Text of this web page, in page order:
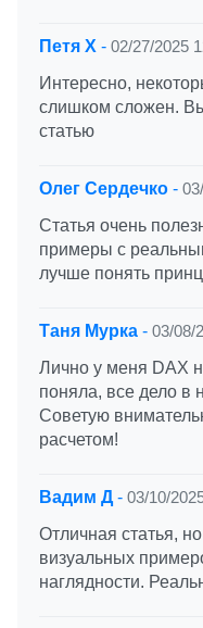
Петя Х - 02/27/2025
Интересно,
слишком сложен.
статью
Олег Сердечко -
Статья очень
примеры с
лучше понять
Таня Мурка - 03/08/
Лично у меня DAX
поняла, все дело в
Советую
расчетом!
Вадим Д- 03/10/
Отличная статья,
визуальных
наглядности.